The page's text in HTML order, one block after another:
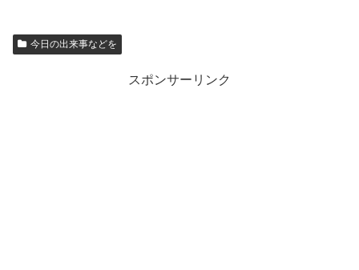
今日の出来事などを
スポンサーリンク